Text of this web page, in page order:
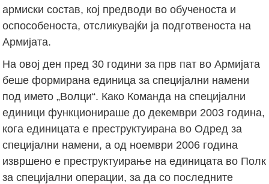
армиски состав, кој предводи во обученоста и
оспособеноста, отсликувајќи ја подготвеноста на
Армијата.
На овој ден пред 30 години за прв пат во Армијата
беше формирана единица за специјални намени
под името „Волци“. Како Команда на специјални
единици функционираше до декември 2003 година,
кога единицата е преструктуирана во Одред за
специјални намени, а од ноември 2006 година
извршено е преструктуирање на единицата во Полк
за специјални операции, за да со последните